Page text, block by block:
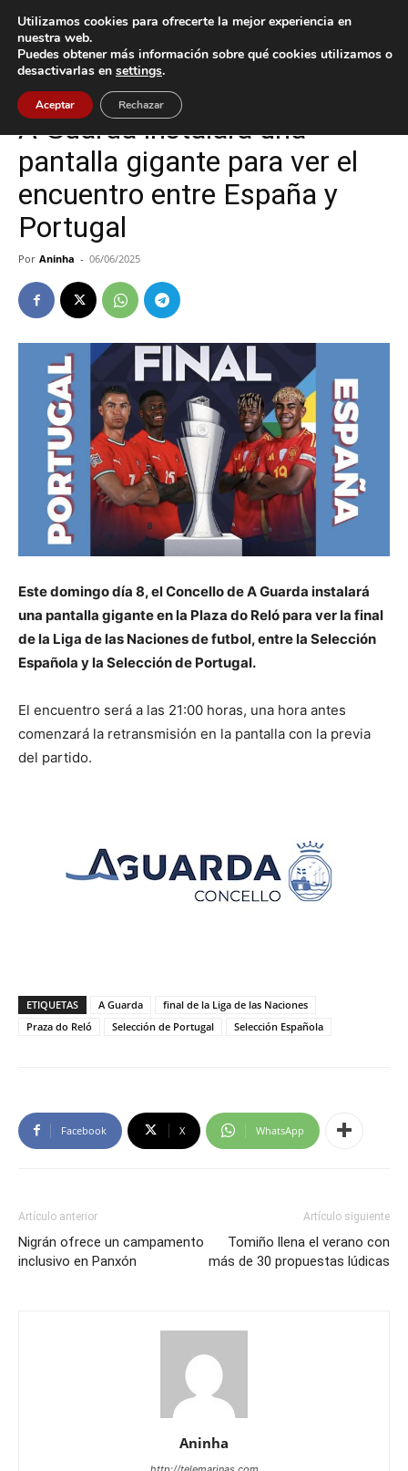
Inicio A Guarda
A Guarda Deportes
A Guarda instalará una
pantalla gigante para ver el
encuentro entre España y
Portugal
Por Aninha - 06/06/2025
Este domingo día 8, el Concello de A Guarda instalará
una pantalla gigante en la Plaza do Reló para ver la final
de la Liga de las Naciones de futbol, entre la Selección
Española y la Selección de Portugal.
El encuentro será a las 21:00 horas, una hora antes
comenzará la retransmisión en la pantalla con la previa
del partido.
ETIQUETAS A Guarda
final de la Liga de las Naciones
Praza do Reló
Selección de Portugal Selección Española
Facebook X WhatsApp
Artículo anterior
Nigrán ofrece un campamento
inclusivo en Panxón
Artículo siguiente
Tomiño llena el verano con
más de 30 propuestas lúdicas
Aninha
Utilizamos cookies para ofrecerte la mejor experiencia en
nuestra web.
Puedes obtener más información sobre qué cookies utilizamos o
desactivarlas en settings.
Aceptar Rechazar